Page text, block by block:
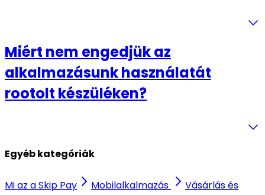
Miért nem engedjük az
alkalmazásunk használatát
rootolt készüléken?
Egyéb kategóriák
Mi az a Skip Pay Mobilalkalmazás
Vásárlás és